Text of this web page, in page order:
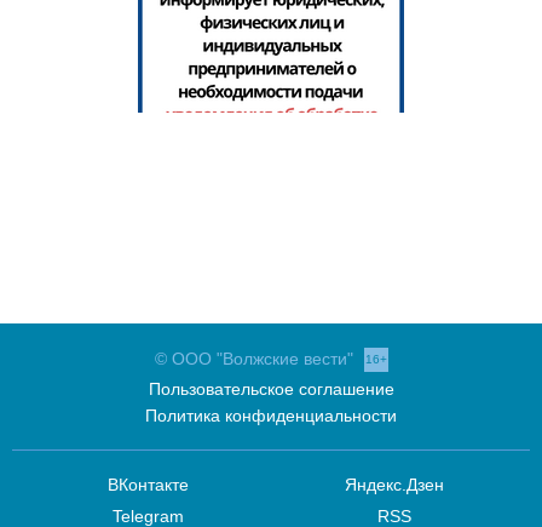
© ООО "Волжские вести" 16+
Пользовательское соглашение
Политика конфиденциальности
ВКонтакте
Telegram
Яндекс.Дзен
RSS